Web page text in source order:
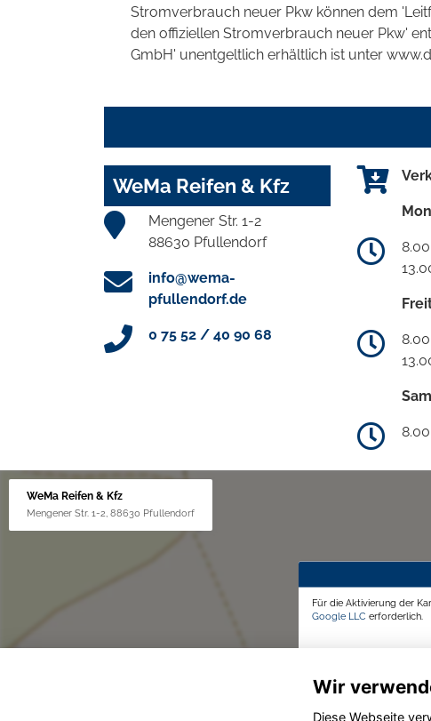
Stromverbrauch neuer Pkw können dem
den offiziellen Stromverbrauch neuer Pkw'
GmbH' unentgeltlich erhältlich ist unter
WeMa Reifen & Kfz
Mengener Str. 1-2
88630 Pfullendorf
info@wema-
pfullendorf.de
0 75 52 / 40 90 68
WeMa Reifen & Kfz
Mengener Str. 1-2, 88630 Pfullendorf
Für die Aktivierung der
Google LLC erforderlich.
Wir
Diese Webseite